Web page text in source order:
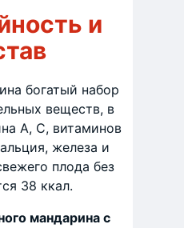
и
богатый набор
веществ, в
А, С, витаминов
железа и
плода без
38 ккал.
мандарина с